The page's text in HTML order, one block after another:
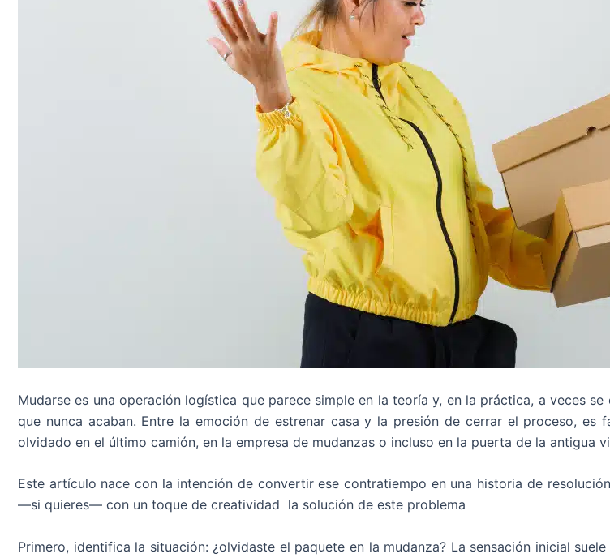
Mudarse es una operación logística que parece simple en la teoría y, en la práctica, a veces
que nunca acaban. Entre la emoción de estrenar casa y la presión de cerrar el proceso,
olvidado en el último camión, en la empresa de mudanzas o incluso en la puerta de la antigua
Este artículo nace con la intención de convertir ese contratiempo en una historia de
—si quieres— con un toque de creatividad la solución de este problema
Primero, identifica la situación: ¿olvidaste el paquete en la mudanza? La sensación inicial